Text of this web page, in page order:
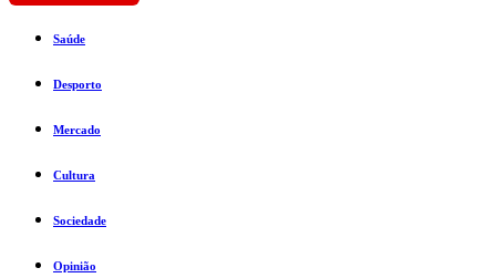
Saúde
Desporto
Mercado
Cultura
Sociedade
Opinião